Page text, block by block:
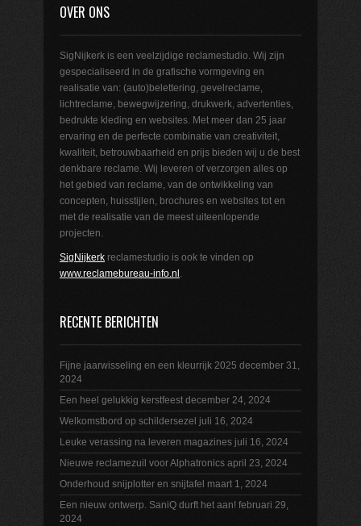
OVER ONS
SigNijkerk is een veelzijdige reclamestudio. Wij zijn
gespecialiseerd in de grafische vormgeving en
realisatie van: (auto)belettering, gevelreclame,
lichtreclame, bewegwijzering, drukwerk, advertenties,
bedrukte kleding en websites. Met meer dan 25 jaar
ervaring en de perfecte combinatie van creativiteit,
kwaliteit, betrouwbaarheid en prijs bieden wij u de best
denkbare reclame. Wij leveren of verzorgen alles op
het gebied van reclame, van de ontwikkeling van
concepten, huisstijlen, brochures en websites tot en
met de realisatie van de meest uiteenlopende
projecten.
SigNijkerk reclamestudio is ook te vinden op
www.reclamebureau-info.nl .
RECENTE BERICHTEN
Fijne jaarwisseling en een kleurrijk 2025 december 31,
2024
Een heel gelukkig kerstfeest december 24, 2024
Welkomstbord op schildersezel juli 16, 2024
Leuke verassing na leveren magazines juli 16, 2024
Nieuwe reclamezuil voor Alphatronics april 23, 2024
Onderhoud snijplotter en snijtafel maart 1, 2024
Een nieuw ontwerp. SaniQ durft het aan! februari 29,
2024